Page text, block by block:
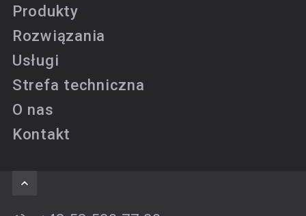
Produkty
Rozwiązania
Usługi
Strefa techniczna
O nas
Kontakt